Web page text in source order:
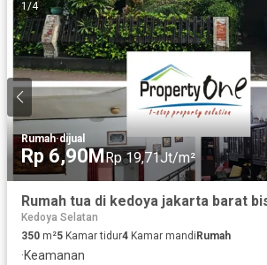
1/4
Rumah·dijual
Rp 6,90MRp 19,71Jt/m²
Kedoya Selatan
350 m²5 Kamar tidur4 Kamar mandi Rumah
·Keamanan